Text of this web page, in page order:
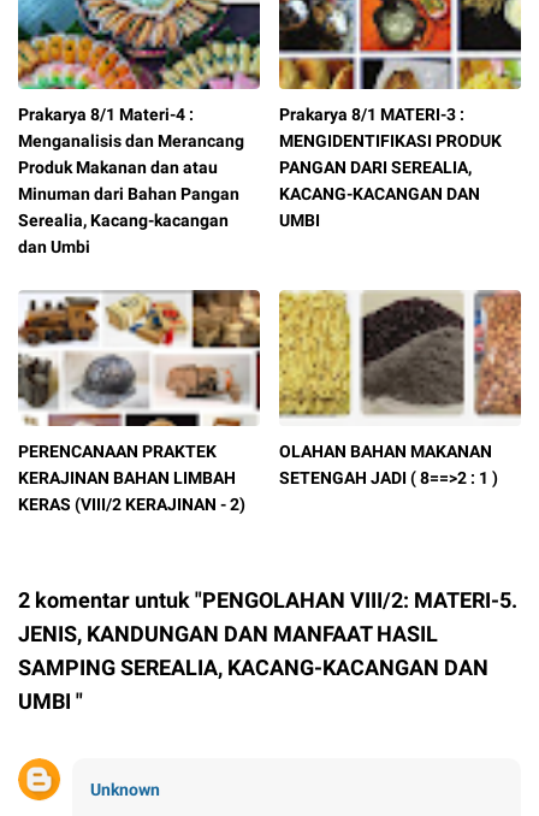
Prakarya 8/1 Materi-4 :
Menganalisis dan Merancang
Produk Makanan dan atau
Minuman dari Bahan Pangan
Serealia, Kacang-kacangan
dan Umbi
Prakarya 8/1 MATERI-3 :
MENGIDENTIFIKASI PRODUK
PANGAN DARI SEREALIA,
KACANG-KACANGAN DAN
UMBI
PERENCANAAN PRAKTEK
KERAJINAN BAHAN LIMBAH
KERAS (VIII/2 KERAJINAN - 2)
OLAHAN BAHAN MAKANAN
SETENGAH JADI ( 8==>2 : 1 )
2 komentar untuk "PENGOLAHAN VIII/2: MATERI-5.
JENIS, KANDUNGAN DAN MANFAAT HASIL
SAMPING SEREALIA, KACANG-KACANGAN DAN
UMBI "
Unknown